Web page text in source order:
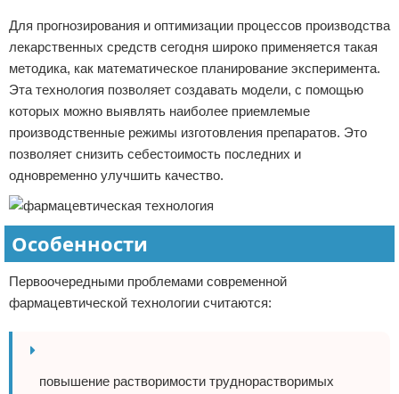
Для прогнозирования и оптимизации процессов производства
лекарственных средств сегодня широко применяется такая
методика, как математическое планирование эксперимента.
Эта технология позволяет создавать модели, с помощью
которых можно выявлять наиболее приемлемые
производственные режимы изготовления препаратов. Это
позволяет снизить себестоимость последних и
одновременно улучшить качество.
Особенности
Первоочередными проблемами современной
фармацевтической технологии считаются:
повышение растворимости труднорастворимых